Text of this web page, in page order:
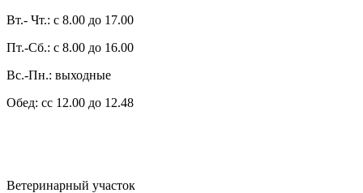
Вт.- Чт.: с 8.00 до 17.00
Пт.-Сб.: с 8.00 до 16.00
Вс.-Пн.: выходные
Обед: сс 12.00 до 12.48
Ветеринарный участок